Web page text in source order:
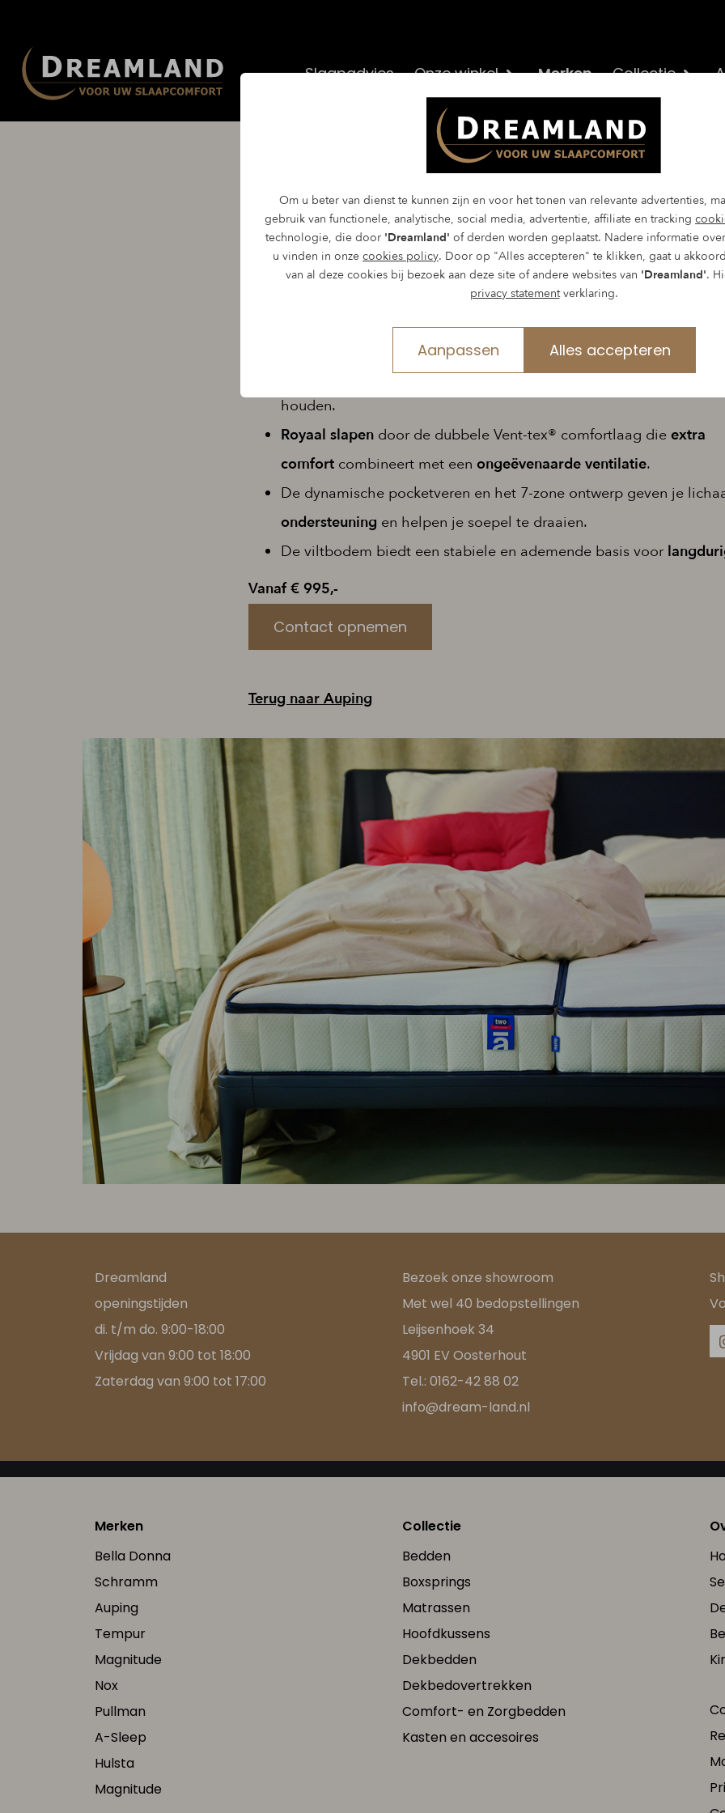
Om u beter van dienst te kunnen zijn en voor het tonen van relevante advertenties,
gebruik van functionele, analytische, social media, advertentie, affiliate en tracking
technologie, die door 'Dreamland' of derden worden geplaatst. Nadere informatie
u vinden in onze cookies policy. Door op "Alles accepteren" te klikken, gaat u
van al deze cookies bij bezoek aan deze site of andere websites van 'Dreamland'.
privacy statementverklaring.
Aanpassen Alles accepteren
Slaapadvies Onze winkel Merken Collectie
Auping Two matras
De Auping Two matras biedt optimale ondersteuning met 7 zones en
hardheden. De dubbele Vent-tex®-comfortlaag geeft extra ligcomfort
hele nacht op de juiste temperatuur.
afritsbare en wasbare tijk maakt het makkelijk om je matras
houden.
Royaal slapen door de dubbele Vent-tex® comfortlaag die extra
comfort combineert met een ongeëvenaarde ventilatie.
De dynamische pocketveren en het 7-zone ontwerp geven je
ondersteuning en helpen je soepel te draaien.
De viltbodem biedt een stabiele en ademende basis voor
Vanaf € 995,-
Contact opnemen
Terug naar Auping
Dreamland
openingstijden
di. t/m do. 9:00-18:00
Vrijdag van 9:00 tot 18:00
Zaterdag van 9:00 tot 17:00
Bezoek onze showroom
Met wel 40 bedopstellingen
Leijsenhoek 34
4901 EV Oosterhout
Tel.: 0162-42 88 02
info@dream-land.nl
Merken
Bella Donna
Schramm
Auping
Tempur
Magnitude
Nox
Pullman
A-Sleep
Hulsta
Magnitude
Collectie
Bedden
Boxsprings
Matrassen
Hoofdkussens
Dekbedden
Dekbedovertrekken
Comfort- en Zorgbedden
Kasten en accesoires